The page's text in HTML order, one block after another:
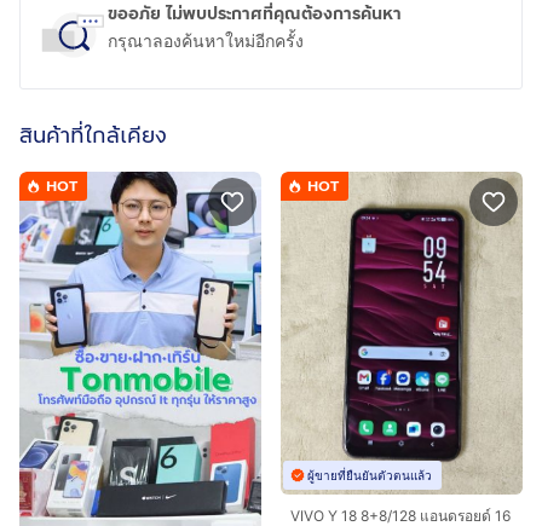
ขออภัย ไม่พบประกาศที่คุณต้องการค้นหา
กรุณาลองค้นหาใหม่อีกครั้ง
สินค้าที่ใกล้เคียง
HOT HOT
ผู้ขายที่ยืนยันตัวตนแล้ว
VIVO Y 18 8+8/128 แอนดรอยด์ 16